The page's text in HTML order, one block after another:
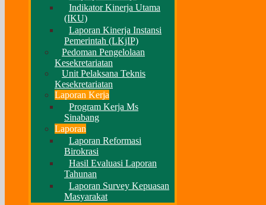
Indikator Kinerja Utama
(IKU)
Laporan Kinerja Instansi
Pemerintah (LKjIP)
Pedoman Pengelolaan
Kesekretariatan
Unit Pelaksana Teknis
Kesekretariatan
Laporan Kerja
Program Kerja Ms
Sinabang
Laporan
Laporan Reformasi
Birokrasi
Hasil Evaluasi Laporan
Tahunan
Laporan Survey Kepuasan
Masyarakat